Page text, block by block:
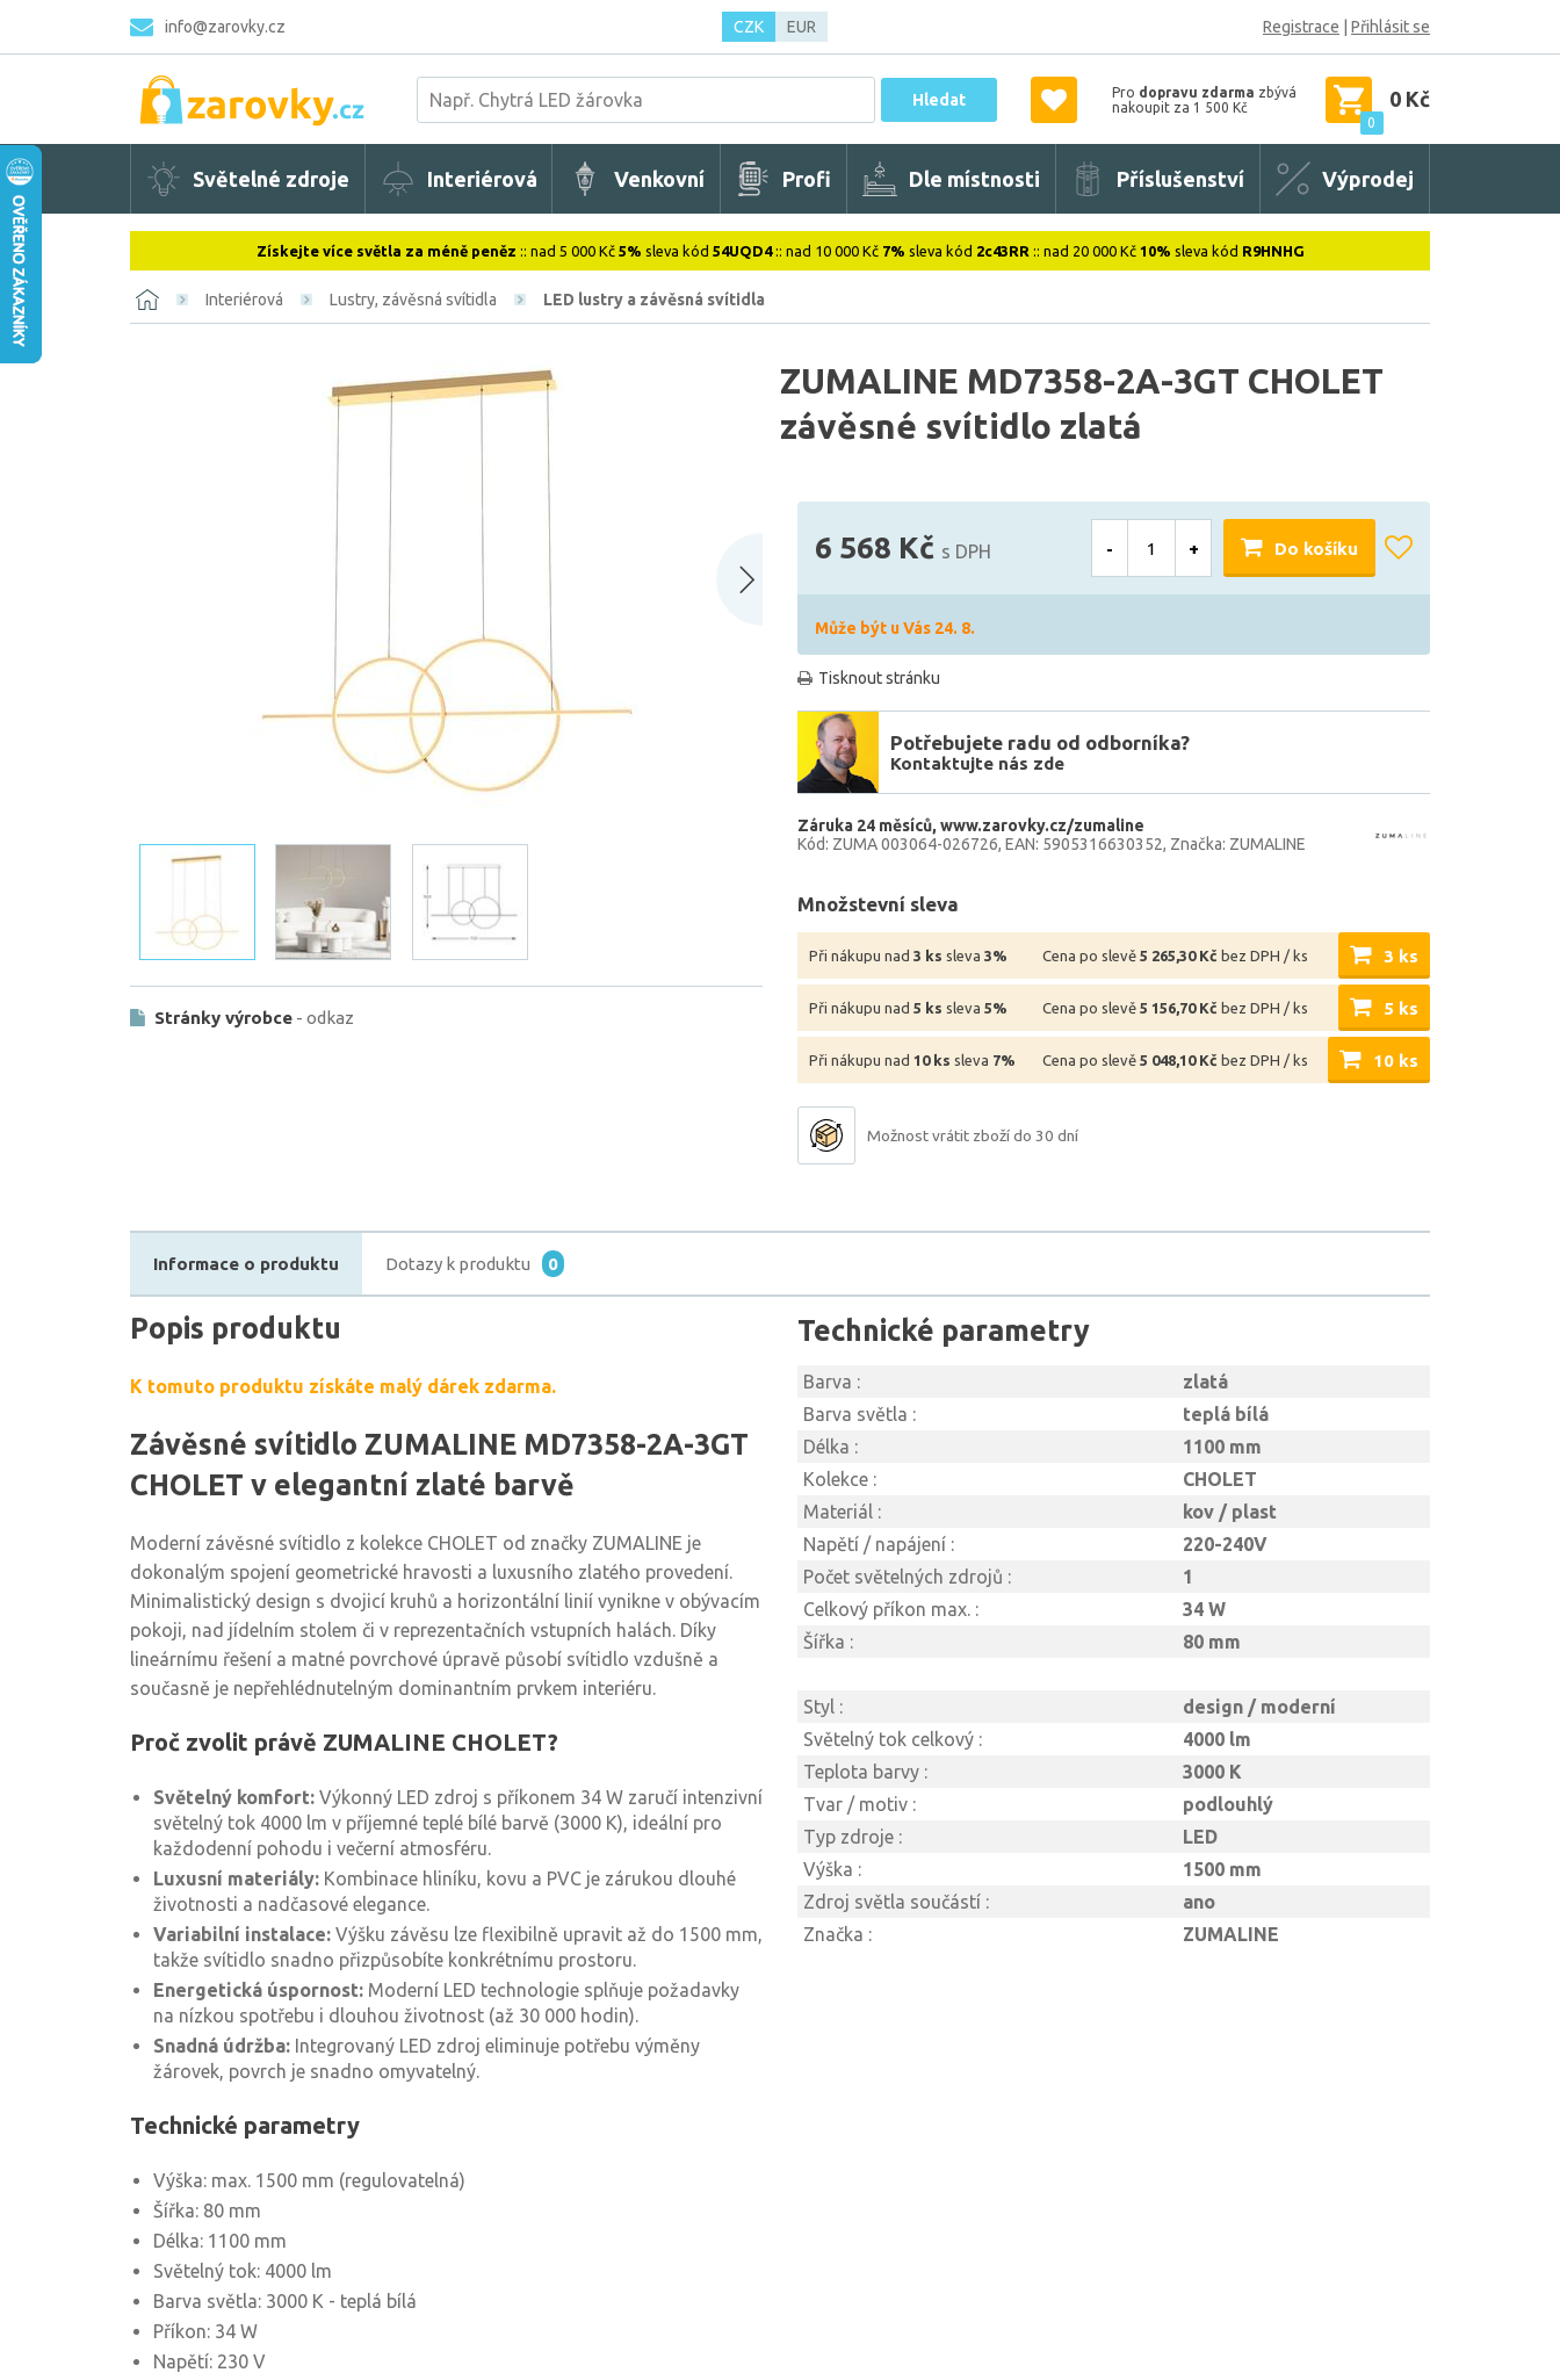
info@zarovky.cz CZK EUR Registrace Přihlásit se
Hledat Pro dopravu zdarma zbývá
nakoupit za 1 500 Kč
0
0 Kč
Světelné zdroje Interiérová Venkovní Profi Dle místnosti Příslušenství Výprodej
Získejte více světla za méně peněz :: nad 5 000 Kč 5% sleva kód 54UQD4:: nad 10 000 Kč 7% sleva kód 2c43RR :: nad 20 000 Kč 10% sleva kód R9HNHG
Interiérová Lustry, závěsná svítidla LED lustry a závěsná svítidla
ZUMALINE MD7358-2A-3GT CHOLET
závěsné svítidlo zlatá
Stránky výrobce - odkaz
6 568 Kč s DPH - + Do košíku
Může být u Vás 24. 8.
Tisknout stránku
Potřebujete radu od odborníka?
Kontaktujte nás zde
Záruka 24 měsíců www.zarovky.cz/zumaline
Kód: ZUMA 003064-026726 EAN: 5905316630352 Značka: ZUMALINE
Množstevní sleva
Při nákupu nad 3 ks sleva 3% Cena po slevě 5 265,30 Kč bez DPH / ks 3 ks
Při nákupu nad 5 ks sleva 5% Cena po slevě 5 156,70 Kč bez DPH / ks 5 ks
Při nákupu nad 10 ks sleva 7% Cena po slevě 5 048,10 Kč bez DPH / ks 10 ks
Možnost vrátit zboží do 30 dní
Informace o produktu Dotazy k produktu 0
Popis produktu
K tomuto produktu získáte malý dárek zdarma.
Závěsné svítidlo ZUMALINE MD7358-2A-3GT
CHOLET v elegantní zlaté barvě
Moderní závěsné svítidlo z kolekce CHOLET od značky ZUMALINE je
dokonalým spojení geometrické hravosti a luxusního zlatého provedení.
Minimalistický design s dvojicí kruhů a horizontální linií vynikne v obývacím
pokoji, nad jídelním stolem či v reprezentačních vstupních halách. Díky
lineárnímu řešení a matné povrchové úpravě působí svítidlo vzdušně a
současně je nepřehlédnutelným dominantním prvkem interiéru.
Proč zvolit právě ZUMALINE CHOLET?
Světelný komfort: Výkonný LED zdroj s příkonem 34 W zaručí intenzivní
světelný tok 4000 lm v příjemné teplé bílé barvě (3000 K), ideální pro
každodenní pohodu i večerní atmosféru.
Luxusní materiály: Kombinace hliníku, kovu a PVC je zárukou dlouhé
životnosti a nadčasové elegance.
Variabilní instalace: Výšku závěsu lze flexibilně upravit až do 1500 mm,
takže svítidlo snadno přizpůsobíte konkrétnímu prostoru.
Energetická úspornost: Moderní LED technologie splňuje požadavky
na nízkou spotřebu i dlouhou životnost (až 30 000 hodin).
Snadná údržba: Integrovaný LED zdroj eliminuje potřebu výměny
žárovek, povrch je snadno omyvatelný.
Technické parametry
Výška: max. 1500 mm (regulovatelná)
Šířka: 80 mm
Délka: 1100 mm
Světelný tok: 4000 lm
Barva světla: 3000 K - teplá bílá
Příkon: 34 W
Napětí: 230 V
Technické parametry
Barva :
zlatá
Barva světla :
teplá bílá
Délka :
1100 mm
Kolekce :
CHOLET
Materiál :
kov / plast
Napětí / napájení :
220-240V
Počet světelných zdrojů :
1
Celkový příkon max. :
34 W
Šířka :
80 mm
Styl :
design / moderní
Světelný tok celkový :
4000 lm
Teplota barvy :
3000 K
Tvar / motiv :
podlouhlý
Typ zdroje :
LED
Výška :
1500 mm
Zdroj světla součástí :
ano
Značka :
ZUMALINE